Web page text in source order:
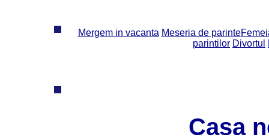
Mergem in vacanta Meseria de parinte
parintilor Divortul
Casa